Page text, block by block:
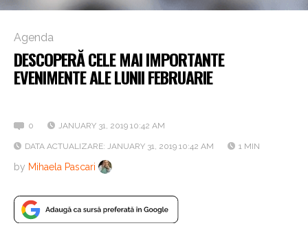
Agenda
DESCOPERĂ CELE MAI IMPORTANTE
EVENIMENTE ALE LUNII FEBRUARIE
0 JANUARY 31, 2019 10:42 AM
DATA ACTUALIZARE: JANUARY 31, 2019 10:42 AM 1 MIN
by Mihaela Pascari